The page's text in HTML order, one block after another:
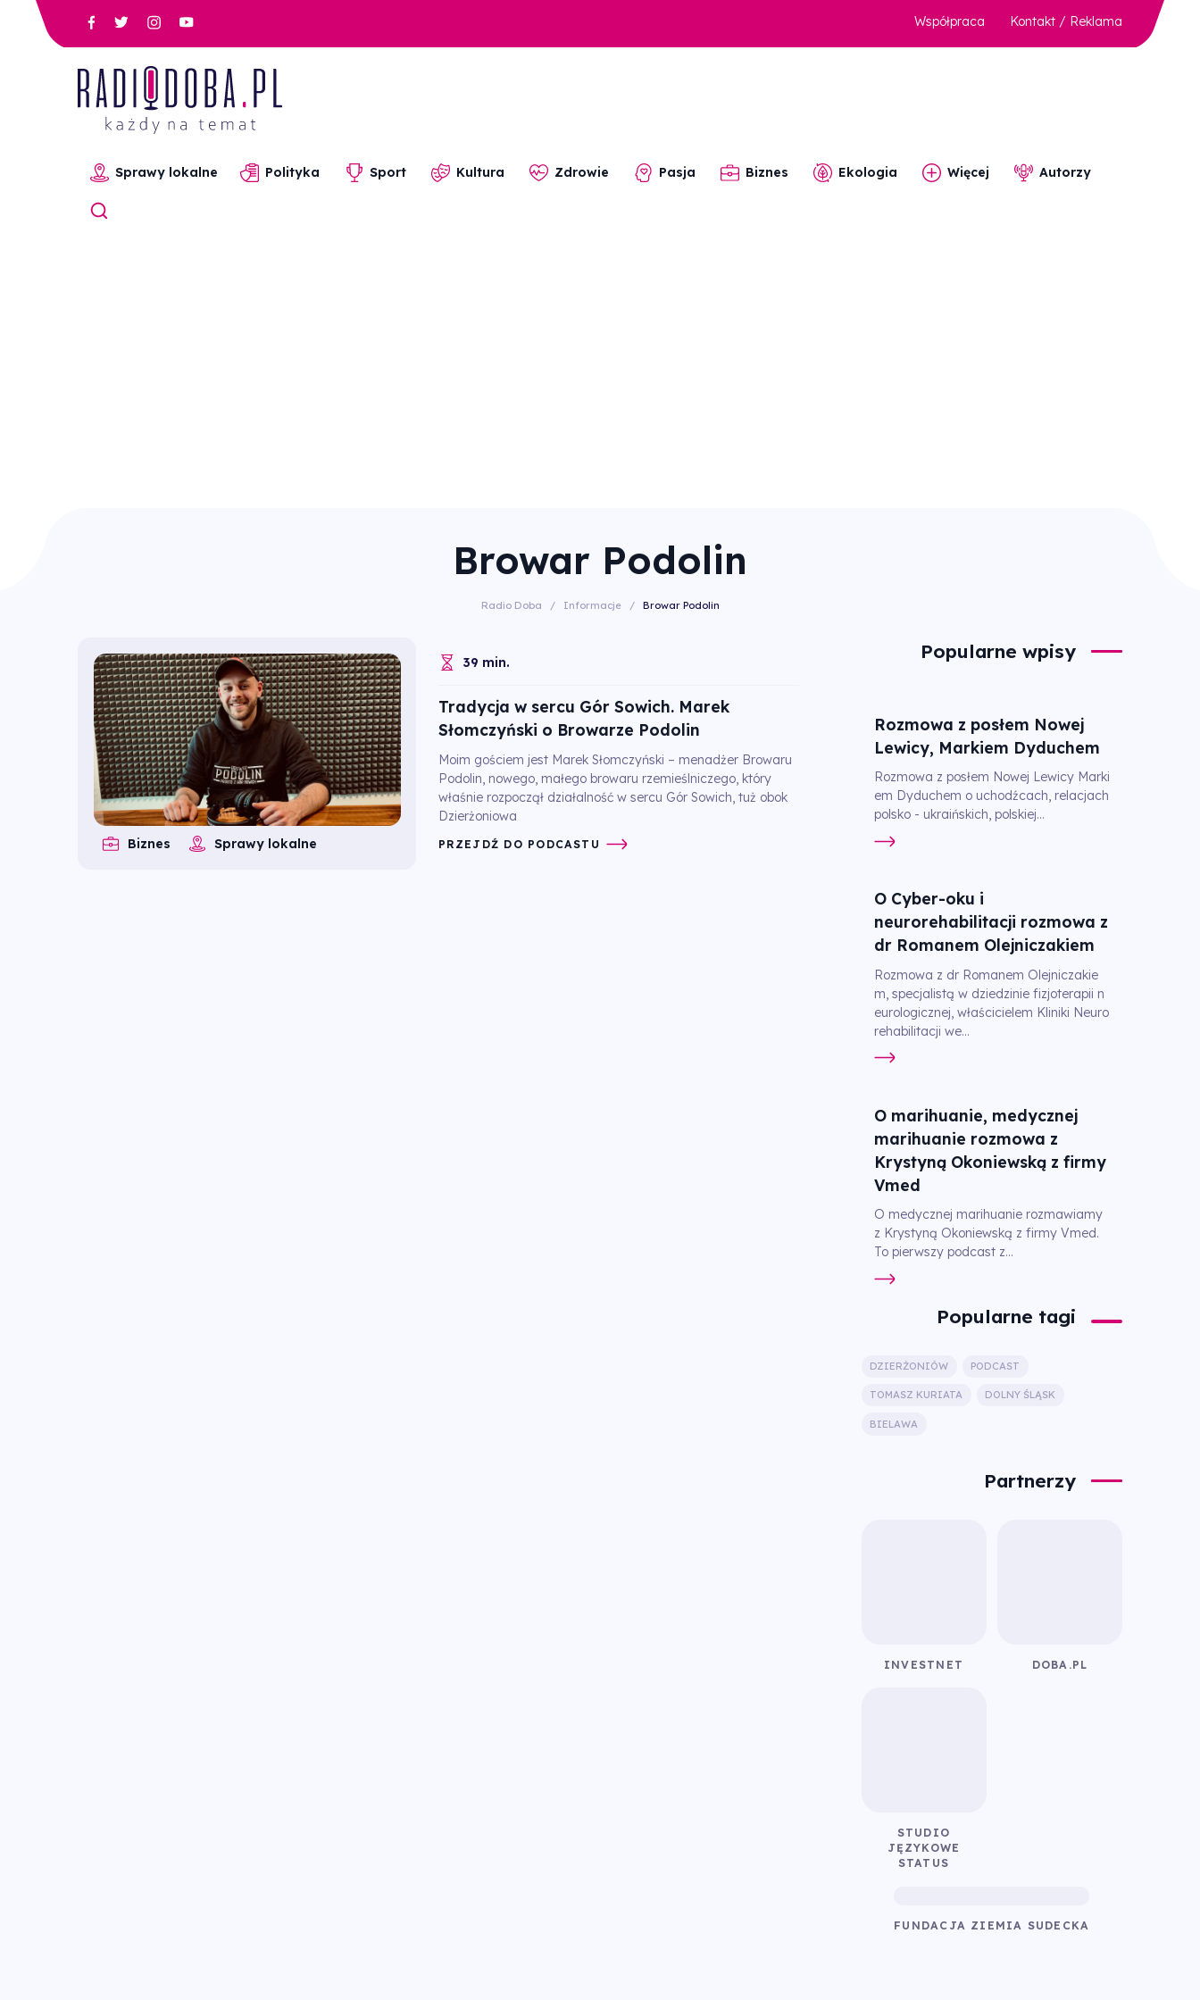
Współpraca Kontakt / Reklama
Sprawy lokalne Polityka Sport Kultura Zdrowie Pasja Biznes Ekologia Więcej Autorzy
Browar Podolin
Radio Doba / Informacje / Browar Podolin
Biznes Sprawy lokalne
39 min.
Tradycja w sercu Gór Sowich. Marek
Słomczyński o Browarze Podolin
Moim gościem jest Marek Słomczyński – menadżer Browaru
Podolin, nowego, małego browaru rzemieślniczego, który
właśnie rozpoczął działalność w sercu Gór Sowich, tuż obok
Dzierżoniowa
PRZEJDŹ DO PODCASTU
Popularne wpisy
Rozmowa z posłem Nowej
Lewicy, Markiem Dyduchem
Rozmowa z posłem Nowej Lewicy Marki
em Dyduchem o uchodźcach, relacjach
polsko - ukraińskich, polskiej...
O Cyber-oku i
neurorehabilitacji rozmowa z
dr Romanem Olejniczakiem
Rozmowa z dr Romanem Olejniczakie
m, specjalistą w dziedzinie fizjoterapii n
eurologicznej, właścicielem Kliniki Neuro
rehabilitacji we...
O marihuanie, medycznej
marihuanie rozmowa z
Krystyną Okoniewską z firmy
Vmed
O medycznej marihuanie rozmawiamy
z Krystyną Okoniewską z firmy Vmed.
To pierwszy podcast z...
Popularne tagi
DZIERŻONIÓW PODCAST
TOMASZ KURIATA DOLNY ŚLĄSK
BIELAWA
Partnerzy
INVESTNET DOBA.PL
STUDIO
JĘZYKOWE
STATUS
FUNDACJA ZIEMIA SUDECKA